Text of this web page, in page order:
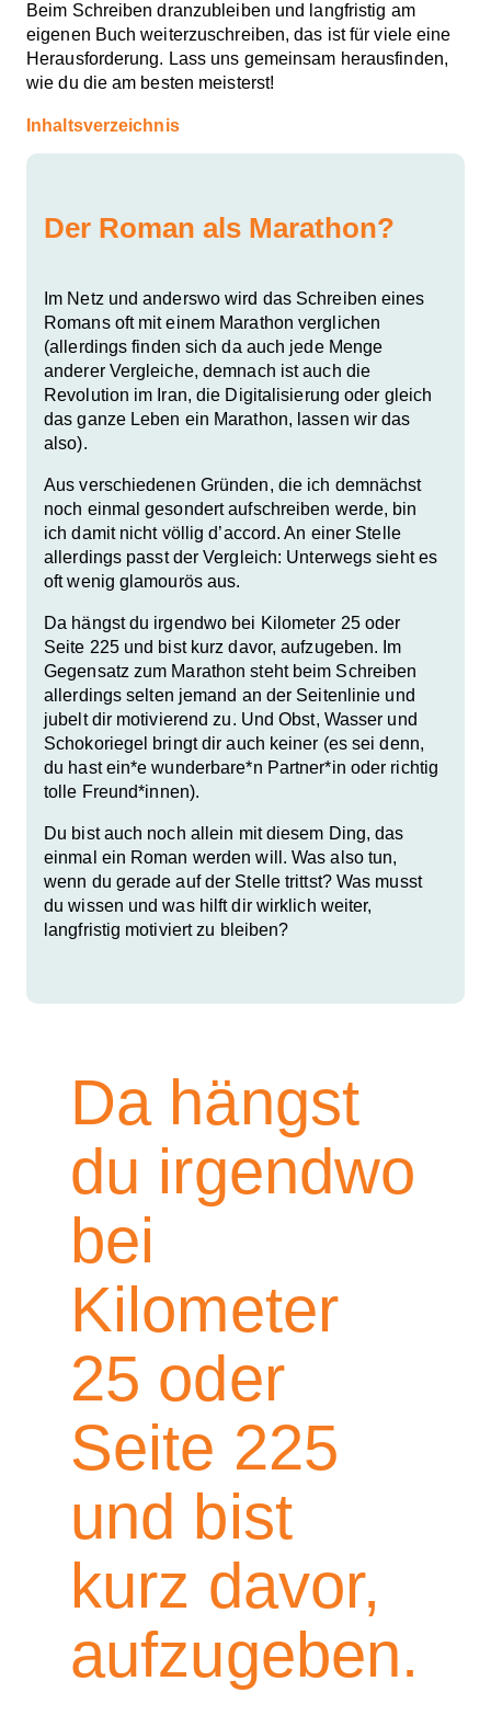
Beim Schreiben dranzubleiben und langfristig am
eigenen Buch weiterzuschreiben, das ist für viele eine
Herausforderung. Lass uns gemeinsam herausfinden,
wie du die am besten meisterst!
Inhaltsverzeichnis
Der Roman als Marathon?
Im Netz und anderswo wird das Schreiben eines
Romans oft mit einem Marathon verglichen
(allerdings finden sich da auch jede Menge
anderer Vergleiche, demnach ist auch die
Revolution im Iran, die Digitalisierung oder gleich
das ganze Leben ein Marathon, lassen wir das
also).
Aus verschiedenen Gründen, die ich demnächst
noch einmal gesondert aufschreiben werde, bin
ich damit nicht völlig d’accord. An einer Stelle
allerdings passt der Vergleich: Unterwegs sieht es
oft wenig glamourös aus.
Da hängst du irgendwo bei Kilometer 25 oder
Seite 225 und bist kurz davor, aufzugeben. Im
Gegensatz zum Marathon steht beim Schreiben
allerdings selten jemand an der Seitenlinie und
jubelt dir motivierend zu. Und Obst, Wasser und
Schokoriegel bringt dir auch keiner (es sei denn,
du hast ein*e wunderbare*n Partner*in oder richtig
tolle Freund*innen).
Du bist auch noch allein mit diesem Ding, das
einmal ein Roman werden will. Was also tun,
wenn du gerade auf der Stelle trittst? Was musst
du wissen und was hilft dir wirklich weiter,
langfristig motiviert zu bleiben?
Da hängst
du irgendwo
bei
Kilometer
25 oder
Seite 225
und bist
kurz davor,
aufzugeben.